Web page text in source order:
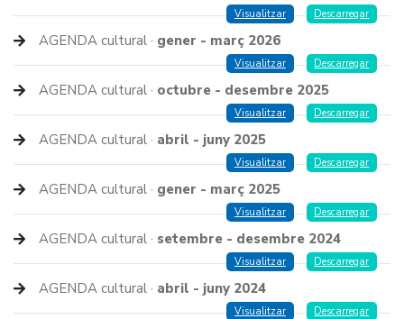
Visualitzar Descarregar
AGENDA cultural · gener - març 2026
Visualitzar Descarregar
AGENDA cultural · octubre - desembre 2025
Visualitzar Descarregar
AGENDA cultural · abril - juny 2025
Visualitzar Descarregar
AGENDA cultural · gener - març 2025
Visualitzar Descarregar
AGENDA cultural · setembre - desembre 2024
Visualitzar Descarregar
AGENDA cultural · abril - juny 2024
Visualitzar Descarregar